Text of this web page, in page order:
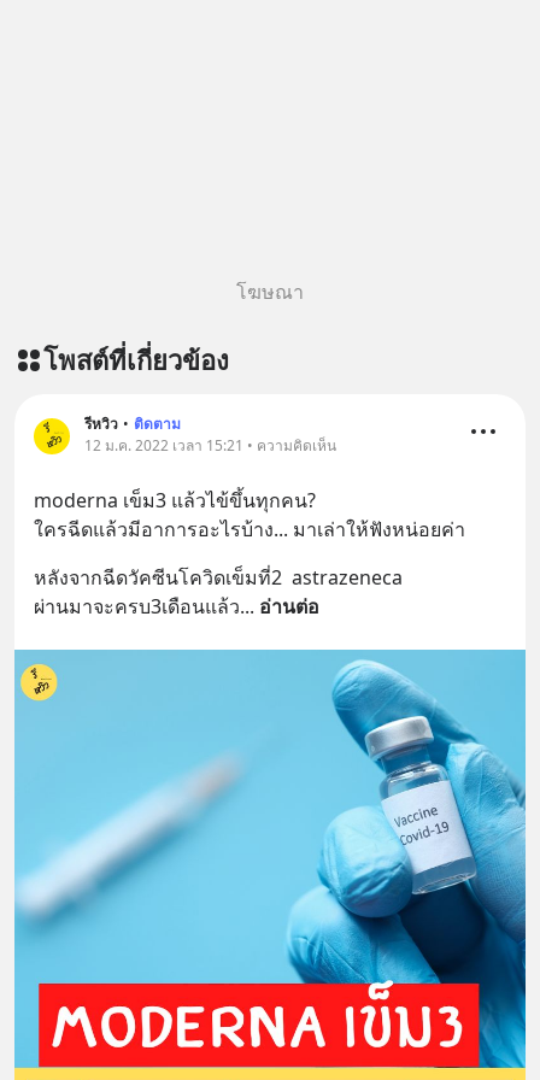
โฆษณา
โพสต์ที่เกี่ยวข้อง
รีหวิว • ติดตาม
12 ม.ค. 2022 เวลา 15:21 • ความคิดเห็น
moderna​ เข็ม3 แล้วไข้ขึ้นทุกคน?
ใครฉีดแล้วมีอาการอะไรบ้าง... มาเล่าให้ฟังหน่อยค่า
หลังจากฉีดวัคซีน​โควิดเข็มที่2  astrazeneca
ผ่านมาจะครบ3เดือนแล้ว... อ่านต่อ